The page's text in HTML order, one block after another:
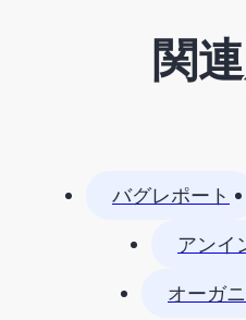
関
バグレポート
アンイ
オーガ